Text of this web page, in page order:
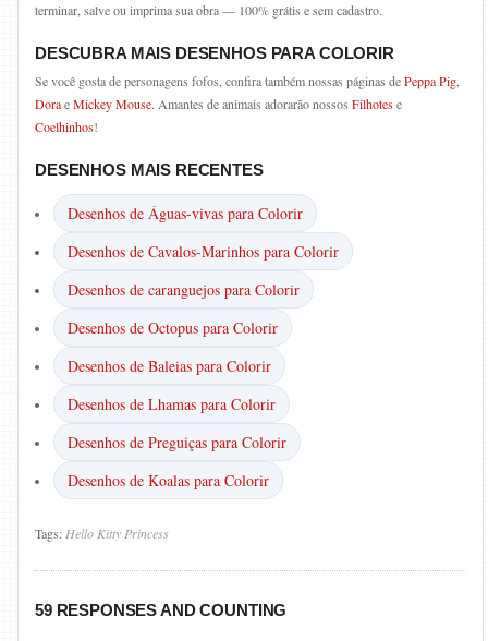
terminar, salve ou imprima sua obra — 100% grátis e sem cadastro.
DESCUBRA MAIS DESENHOS PARA COLORIR
Se você gosta de personagens fofos, confira também nossas páginas dePeppa Pig
DoraeMickey Mouse. Amantes de animais adorarão nossos Filhotese
Coelhinhos!
DESENHOS MAIS RECENTES
Desenhos de Águas-vivas para Colorir
Desenhos de Cavalos-Marinhos para Colorir
Desenhos de caranguejos para Colorir
Desenhos de Octopus para Colorir
Desenhos de Baleias para Colorir
Desenhos de Lhamas para Colorir
Desenhos de Preguiças para Colorir
Desenhos de Koalas para Colorir
Tags: Hello Kitty Princess
59 RESPONSES AND COUNTING